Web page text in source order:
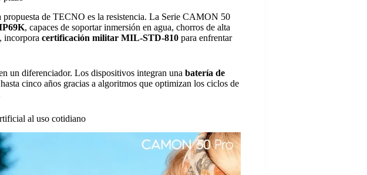
propuesta de TECNO es la resistencia. La Serie CAMON 50
, capaces de soportar inmersión en agua, chorros de alta
incorpora certificación militar MIL-STD-810 para enfrentar
un diferenciador. Los dispositivos integran una batería de
cinco años gracias a algoritmos que optimizan los ciclos de
al uso cotidiano